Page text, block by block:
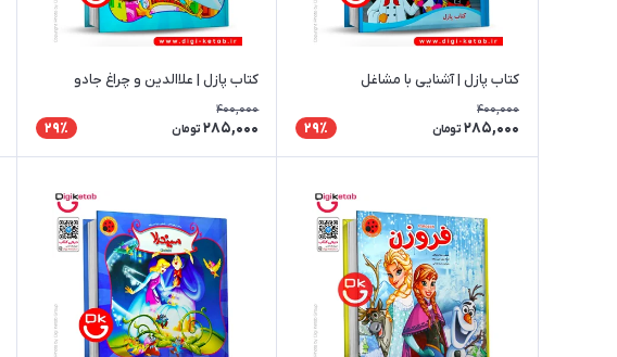
کتاب پازل | آشنایی با مشاغل
400,000
285,000 تومان 29٪
کتاب پازل | علاالدین و چراغ جادو
400,000
285,000 تومان 29٪